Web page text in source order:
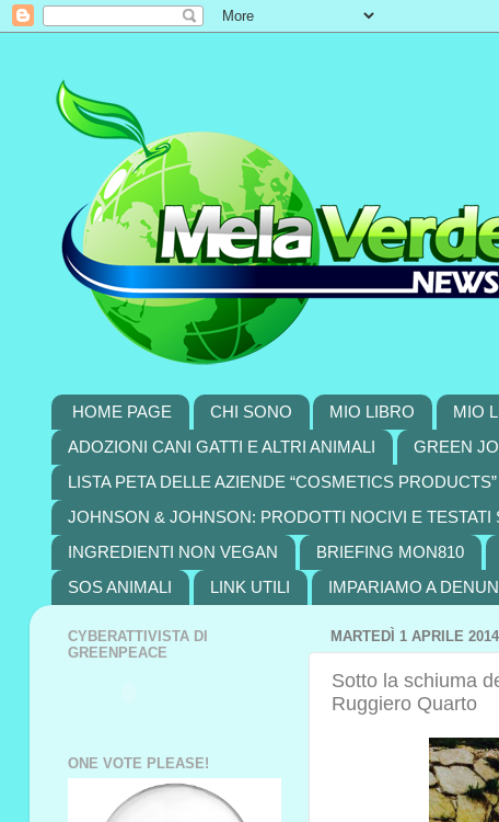
HOME PAGE CHI SONO MIO LIBRO MIO
ADOZIONI CANI GATTI E ALTRI ANIMALI
GREEN
LISTA PETA DELLE AZIENDE “COSMETICS
JOHNSON & JOHNSON: PRODOTTI NOCIVI E TESTATI
INGREDIENTI NON VEGAN
BRIEFING MON810
SOS ANIMALI
LINK UTILI IMPARIAMO A
MARTEDÌ 1 APRILE 2014
Sotto la schiuma
Ruggiero Quarto
CYBERATTIVISTA DI
GREENPEACE
ONE VOTE PLEASE!